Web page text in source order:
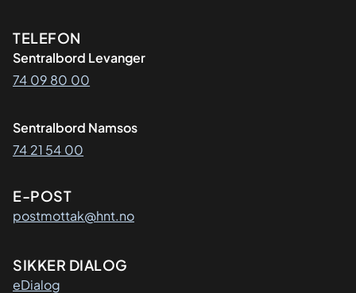
Kontaktinformasjon
TELEFON
Sentralbord Levanger
74 09 80 00
Sentralbord Namsos
74 21 54 00
E-POST
postmottak@hnt.no
SIKKER DIALOG
eDialog